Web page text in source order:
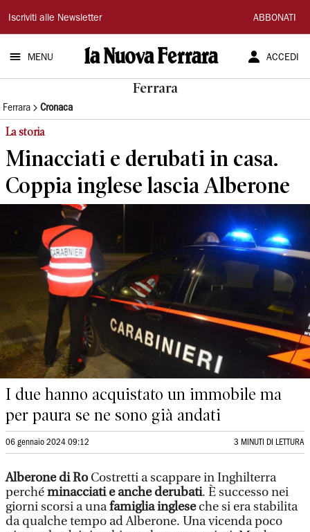
La
Nuova
Ferrara
Iscriviti alle Newsletter ABBONATI
MENU ACCEDI
Ferrara
Ferrara Cronaca
La storia
Minacciati e derubati in casa.
Coppia inglese lascia Alberone
I due hanno acquistato un immobile ma
per paura se ne sono già andati
06 gennaio 2024 09:12 3 MINUTI DI LETTURA
Alberone di RoCostretti a scappare in Inghilterra
perchéminacciati e anche derubati. È successo nei
giorni scorsi a unafamiglia ingleseche si era stabilita
da qualche tempo ad Alberone. Una vicenda poco